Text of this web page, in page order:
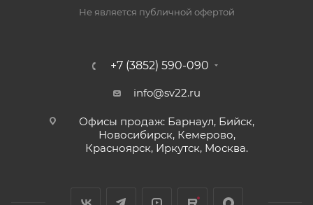
Не является публичной офертой
+7 (3852) 590-090
info@sv22.ru
Офисы продаж: Барнаул, Бийск,
Новосибирск, Кемерово,
Красноярск, Иркутск, Москва.